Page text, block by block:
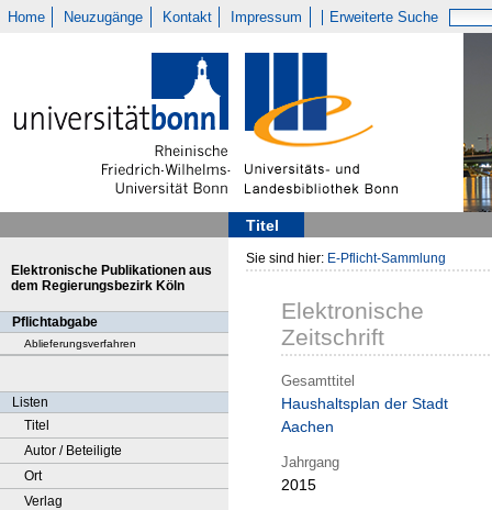
Home Neuzugänge Kontakt Impressum Erweiterte Suche
Titel
Elektronische Publikationen aus
dem Regierungsbezirk Köln
Pflichtabgabe
Ablieferungsverfahren
Listen
Titel
Autor / Beteiligte
Ort
Verlag
Sie sind hier: E-Pflicht-Sammlung
Elektronische
Zeitschrift
Gesamttitel
Haushaltsplan der Stadt
Aachen
Jahrgang
2015